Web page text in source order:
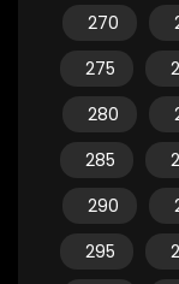
270
275
280
285
290
295